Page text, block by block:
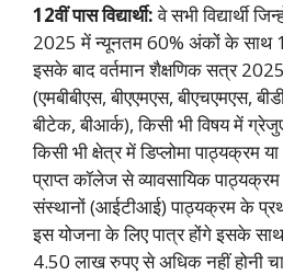
12वीं पास विद्यार्थी:वे सभी विद्यार्थी
2025 में न्यूनतम 60% अंकों के साथ
इसके बाद वर्तमान शैक्षणिक सत्र
(एमबीबीएस, बीएएमएस, बीएचएमएस,
बीटेक, बीआर्क), किसी भी विषय में
किसी भी क्षेत्र में डिप्लोमा पाठ्यक्रम
प्राप्त कॉलेज से व्यावसायिक पाठ्यक्रम
संस्थानों (आईटीआई) पाठ्यक्रम के
इस योजना के लिए पात्र होंगे इसके साथ
4.50 लाख रुपए से अधिक नहीं होनी